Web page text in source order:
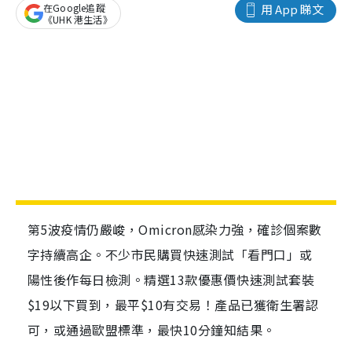
用 App 睇文
在Google追蹤
《UHK 港生活》
第5波疫情仍嚴峻，Omicron感染力強，確診個案數
字持續高企。不少市民購買快速測試「看門口」或
陽性後作每日檢測。精選13款優惠價快速測試套裝
$19以下買到，最平$10有交易！產品已獲衛生署認
可，或通過歐盟標準，最快10分鐘知結果。